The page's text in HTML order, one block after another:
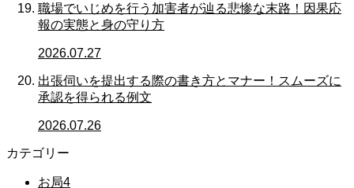
職場でいじめを行う加害者が辿る悲惨な末路！因果応
報の実態と身の守り方
2026.07.27
出張伺いを提出する際の書き方とマナー！スムーズに
承認を得られる例文
2026.07.26
カテゴリー
お局4